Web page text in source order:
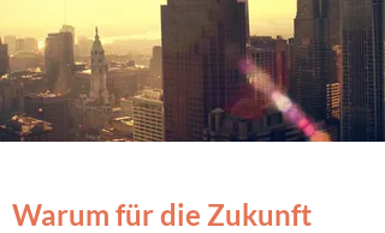
Warum für die Zukunft